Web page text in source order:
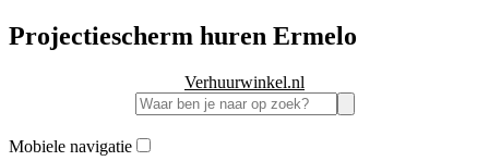
Projectiescherm huren Ermelo
Verhuurwinkel.nl
Mobiele navigatie